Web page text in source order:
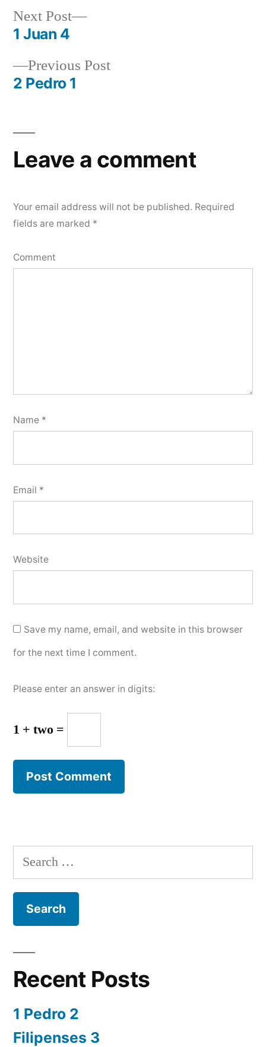
Post
navigation
Previous PostPrevious
2 Pedro 1
Next Post
Next
1 Juan 4
Leave a comment
Your email address will not be published. Required
fields are marked *
Comment
Name *
Email *
Website
Save my name, email, and website in this browser
for the next time I comment.
Please enter an answer in digits:
1 + two =
Search
for:
Recent Posts
1 Pedro 2
Filipenses 3